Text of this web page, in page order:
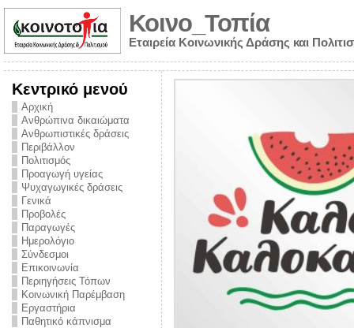
Κοινο_Τοπία
Εταιρεία Κοινωνικής Δράσης και
Κεντρικό μενού
Αρχική
Ανθρώπινα δικαιώματα
Ανθρωπιστικές δράσεις
Περιβάλλον
Πολιτισμός
Προαγωγή υγείας
Ψυχαγωγικές δράσεις
Γενικά
Προβολές
Παραγωγές
Ημερολόγιο
Σύνδεσμοι
Επικοινωνία
Περιηγήσεις Τόπων
Κοινωνική Παρέμβαση
Εργαστήρια
Παθητικό κάπνισμα
από την
την ημέρα
και
στο